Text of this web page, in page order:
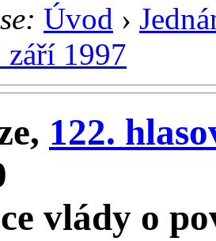
Úvod ›
září 1997
122.
vlády o